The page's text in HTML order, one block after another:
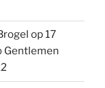
op 17
Gentlemen